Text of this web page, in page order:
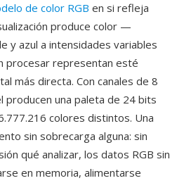
de color RGB en si refleja
produce color —
y azul a intensidades variables
procesar representan esté
más directa. Con canales de 8
una paleta de 24 bits
colores distintos. Una
sin sobrecarga alguna: sin
qué analizar, los datos RGB sin
en memoria, alimentarse